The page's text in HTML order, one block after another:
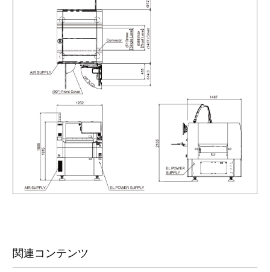
関連コンテンツ